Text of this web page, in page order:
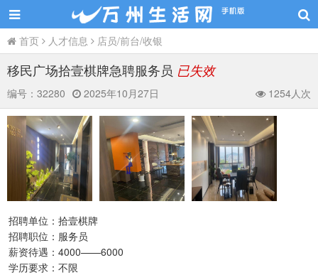
首页 人才信息 店员/前台/收银
移民广场拾壹棋牌急聘服务员 已失效
编号： 32280 2025年10月27日 1254人次
招聘单位：拾壹棋牌
招聘职位：服务员
薪资待遇：4000——6000
学历要求：不限